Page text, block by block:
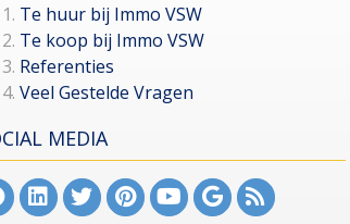
Te huur bij Immo VSW
Te koop bij Immo VSW
Referenties
Veel Gestelde Vragen
MEDIA